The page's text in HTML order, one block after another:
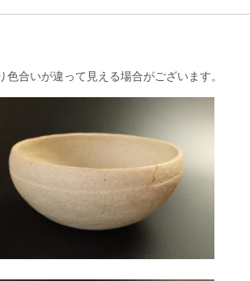
合いが違って見える場合がございます。